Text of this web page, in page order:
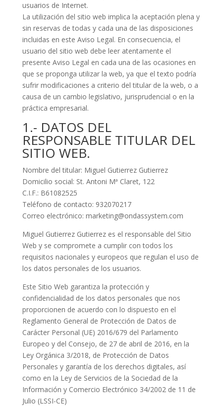
usuarios de Internet.
La utilización del sitio web implica la aceptación plena y
sin reservas de todas y cada una de las disposiciones
incluidas en este Aviso Legal. En consecuencia, el
usuario del sitio web debe leer atentamente el
presente Aviso Legal en cada una de las ocasiones en
que se proponga utilizar la web, ya que el texto podría
sufrir modificaciones a criterio del titular de la web, o a
causa de un cambio legislativo, jurisprudencial o en la
práctica empresarial.
1.- DATOS DEL
RESPONSABLE TITULAR DEL
SITIO WEB.
Nombre del titular: Miguel Gutierrez Gutierrez
Domicilio social: St. Antoni Mª Claret, 122
C.I.F.: B61082525
Teléfono de contacto: 932070217
Correo electrónico: marketing@ondassystem.com
Miguel Gutierrez Gutierrez es el responsable del Sitio
Web y se compromete a cumplir con todos los
requisitos nacionales y europeos que regulan el uso de
los datos personales de los usuarios.
Este Sitio Web garantiza la protección y
confidencialidad de los datos personales que nos
proporcionen de acuerdo con lo dispuesto en el
Reglamento General de Protección de Datos de
Carácter Personal (UE) 2016/679 del Parlamento
Europeo y del Consejo, de 27 de abril de 2016, en la
Ley Orgánica 3/2018, de Protección de Datos
Personales y garantía de los derechos digitales, así
como en la Ley de Servicios de la Sociedad de la
Información y Comercio Electrónico 34/2002 de 11 de
Julio (LSSI-CE)